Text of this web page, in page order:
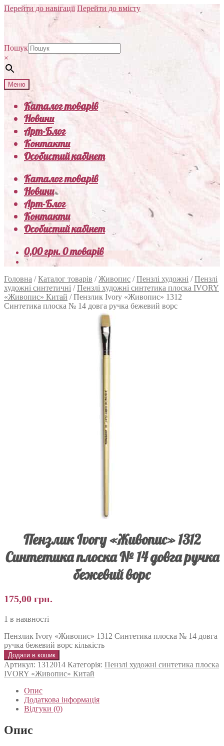
Перейти до навігації Перейти до вмісту
Пошук
×
Меню
Каталог товарів
Новини
Арт-Блог
Контакти
Особистий кабінет
Каталог товарів
Новини
Арт-Блог
Контакти
Особистий кабінет
0,00грн.0 товарів
Головна /Каталог товарів /Живопис /Пензлі художні /Пензлі
художні синтетичні /Пензлі художні синтетика плоска IVORY
«Живопис» Китай /Пензлик Ivory «Живопис» 1312
Синтетика плоска № 14 довга ручка бежевий ворс
Пензлик Ivory «Живопис» 1312
Синтетика плоска № 14 довга ручка
бежевий ворс
175,00 грн.
1 в наявності
Пензлик Ivory «Живопис» 1312 Синтетика плоска № 14 довга
ручка бежевий ворс кількість
Додати в кошик
Артикул: 1312014 Категорія: Пензлі художні синтетика плоска
IVORY «Живопис» Китай
Опис
Додаткова інформація
Відгуки (0)
Опис